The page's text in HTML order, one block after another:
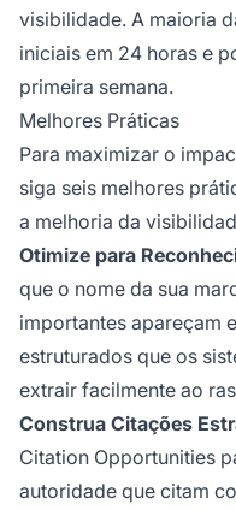
visibilidade. A maioria
iniciais em 24 horas e
primeira semana.
Melhores Práticas
Para maximizar o
siga seis melhores
a melhoria da
Otimize para
que o nome da sua
importantes apareçam
estruturados que os
extrair facilmente ao
Construa Citações
Citation Opportunities
autoridade que citam